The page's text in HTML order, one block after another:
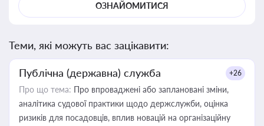
ОЗНАЙОМИТИСЯ
Теми, які можуть вас зацікавити:
Публічна (державна) служба +26
Про що тема: Про впроваджені або заплановані зміни,
аналітика судової практики щодо держслужби, оцінка
ризиків для посадовців, вплив новацій на організаційну